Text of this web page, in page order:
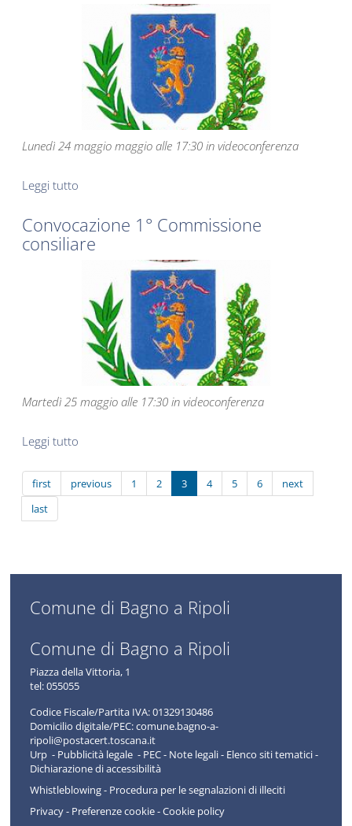
Lunedì 24 maggio maggio alle 17:30 in videoconferenza
Leggi tutto
Convocazione 1° Commissione
consiliare
Martedì 25 maggio alle 17:30 in videoconferenza
Leggi tutto
first previous 1 2 3 4 5 6
next
last
Comune di Bagno a Ripoli
Comune di Bagno a Ripoli
Piazza della Vittoria, 1
tel:055055
Codice Fiscale/Partita IVA:01329130486
Domicilio digitale/PEC:comune.bagno-a-
ripoli@postacert.toscana.it
Urp - Pubblicità legale - PEC- Note legali- Elenco siti tematici-
Dichiarazione di accessibilità
Whistleblowing - Procedura per le segnalazioni di illeciti
Privacy- Preferenze cookie-Cookie policy